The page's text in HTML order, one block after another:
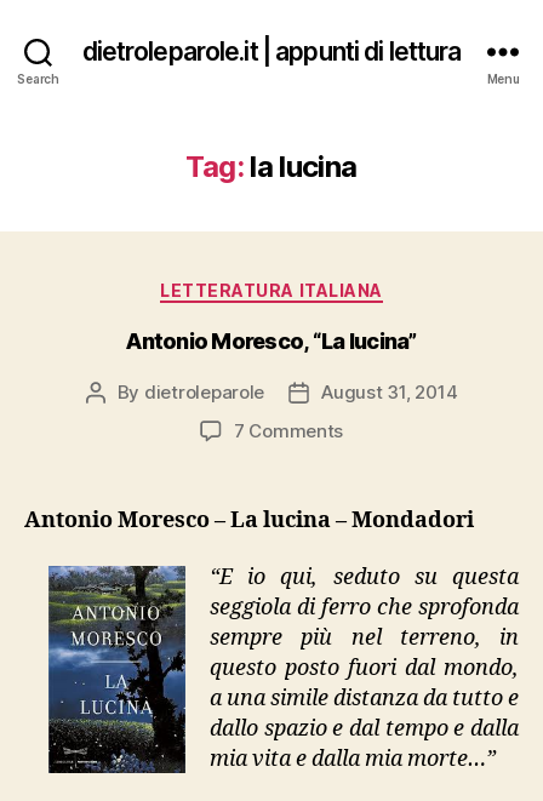
Search
dietroleparole.it | appunti di lettura
Menu
Tag: la lucina
Categories
LETTERATURA ITALIANA
Antonio Moresco, “La lucina”
Post
By dietroleparole
PostAugust 31, 2014
7 Commentson
“La
Antonio Moresco – La lucina – Mondadori
“E io qui, seduto su questa
seggiola di ferro che sprofonda
sempre più nel terreno, in
questo posto fuori dal mondo,
a una simile distanza da tutto e
dallo spazio e dal tempo e dalla
mia vita e dalla mia morte…”